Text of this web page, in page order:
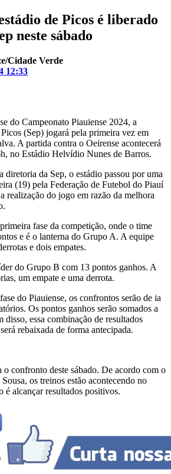
de Picos é liberado
neste sábado
Cidade Verde
12:33
do Campeonato Piauiense 2024, a
(Sep) jogará pela primeira vez em
A partida contra o Oeirense acontecerá
no Estádio Helvídio Nunes de Barros.
diretoria da Sep, o estádio passou por uma
(19) pela Federação de Futebol do Piauí
realização do jogo em razão da melhora
fase da competição, onde o time
e é o lanterna do Grupo A. A equipe
e dois empates.
do Grupo B com 13 pontos ganhos. A
um empate e uma derrota.
do Piauiense, os confrontos serão de ia
Os pontos ganhos serão somados a
disso, essa combinação de resultados
rebaixada de forma antecipada.
o confronto deste sábado. De acordo com o
os treinos estão acontecendo no
é alcançar resultados positivos.